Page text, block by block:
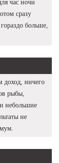
час ночи
сразу
больше,
доход, ничего
рыбы,
небольшие
не